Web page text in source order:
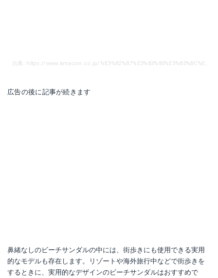
広告の後に記事が続きます
鼻緒なしのビーチサンダルの中には、街歩きにも使用できる実用
的なモデルも存在します。リゾートや海外旅行中などで街歩きを
するときに、実用的なデザインのビーチサンダルはおすすめで